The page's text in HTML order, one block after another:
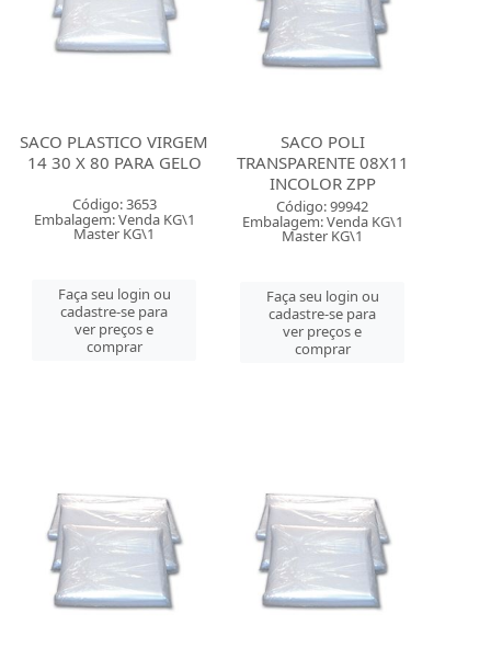
SACO PLASTICO VIRGEM
14 30 X 80 PARA GELO
Código: 3653
Embalagem: Venda KG\1
Master KG\1
Faça seu login ou
cadastre-se para
ver preços e
comprar
SACO POLI
TRANSPARENTE 08X11
INCOLOR ZPP
Código: 99942
Embalagem: Venda KG\1
Master KG\1
Faça seu login ou
cadastre-se para
ver preços e
comprar